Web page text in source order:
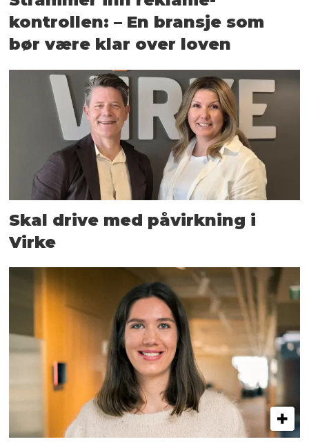
kontrollen: – En bransje som
bør være klar over loven
Skal drive med påvirkning i
Virke